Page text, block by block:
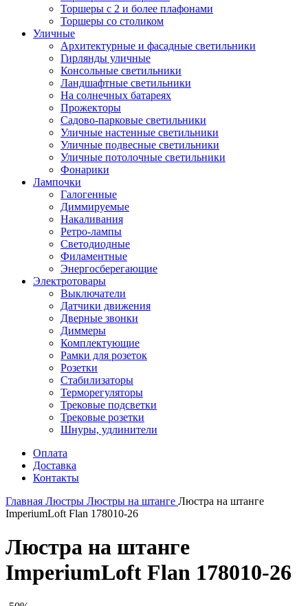
Торшеры с 2 и более плафонами
Торшеры со столиком
Уличные
Архитектурные и фасадные светильники
Гирлянды уличные
Консольные светильники
Ландшафтные светильники
На солнечных батареях
Прожекторы
Садово-парковые светильники
Уличные настенные светильники
Уличные подвесные светильники
Уличные потолочные светильники
Фонарики
Лампочки
Галогенные
Диммируемые
Накаливания
Ретро-лампы
Светодиодные
Филаментные
Энергосберегающие
Электротовары
Выключатели
Датчики движения
Дверные звонки
Диммеры
Комплектующие
Рамки для розеток
Розетки
Стабилизаторы
Терморегуляторы
Трековые подсветки
Трековые розетки
Шнуры, удлинители
Оплата
Доставка
Контакты
Главная Люстры Люстры на штанге Люстра на штанге
ImperiumLoft Flan 178010-26
Люстра на штанге
ImperiumLoft Flan 178010-26